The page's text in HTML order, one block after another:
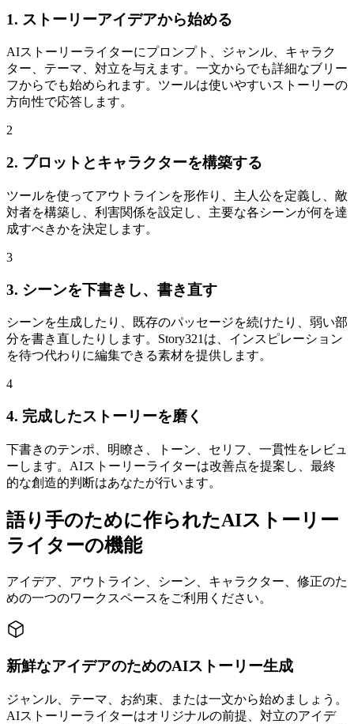
1. ストーリーアイデアから始める
AIストーリーライターにプロンプト、ジャンル、キャラク
ター、テーマ、対立を与えます。一文からでも詳細なブリー
フからでも始められます。ツールは使いやすいストーリーの
方向性で応答します。
2
2. プロットとキャラクターを構築する
ツールを使ってアウトラインを形作り、主人公を定義し、敵
対者を構築し、利害関係を設定し、主要な各シーンが何を達
成すべきかを決定します。
3
3. シーンを下書きし、書き直す
シーンを生成したり、既存のパッセージを続けたり、弱い部
分を書き直したりします。Story321は、インスピレーション
を待つ代わりに編集できる素材を提供します。
4
4. 完成したストーリーを磨く
下書きのテンポ、明瞭さ、トーン、セリフ、一貫性をレビュ
ーします。AIストーリーライターは改善点を提案し、最終
的な創造的判断はあなたが行います。
語り手のために作られたAIストーリー
ライターの機能
アイデア、アウトライン、シーン、キャラクター、修正のた
めの一つのワークスペースをご利用ください。
新鮮なアイデアのためのAIストーリー生成
ジャンル、テーマ、お約束、または一文から始めましょう。
AIストーリーライターはオリジナルの前提、対立のアイデ